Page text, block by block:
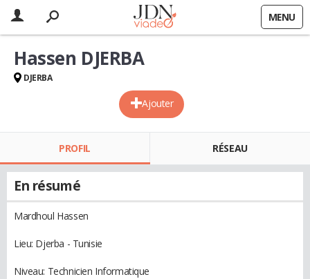
MENU
Ajouter
Hassen DJERBA
DJERBA
PROFIL RÉSEAU
En résumé
Mardhoul Hassen
Lieu: Djerba - Tunisie
Niveau: Technicien Informatique